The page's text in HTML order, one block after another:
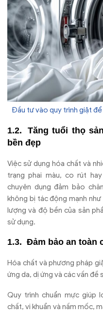
Đầu tư vào quy trình giặt
Tăng tuổi thọ
bền đẹp
Việc sử dụng hóa chất và nhi
trạng phai màu, co rút
chuyên dụngđảm bảo ch
không bị tácđộng mạnh như
lượng và độ bền của sản
sử dụng.
Đảm bảo an toàn
Hóa chất và phương pháp
ứng da, dị ứng và các vấn đề
Quy trình chuẩn mực giúp
chất, vi khuẩn và nấm mốc,